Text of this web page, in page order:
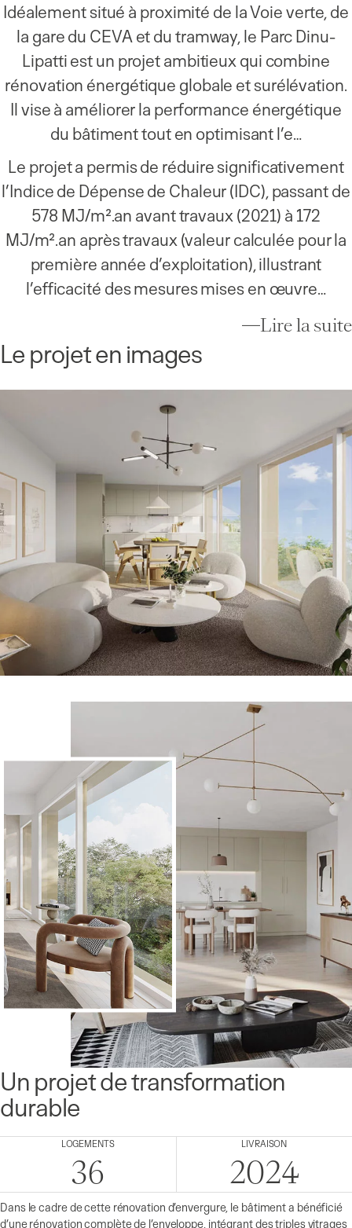
Idéalement situé à proximité de la Voie verte, de
la gare du CEVA et du tramway, le Parc Dinu-
Lipatti est un projet ambitieux qui combine
rénovation énergétique globale et surélévation.
Il vise à améliorer la performance énergétique
du bâtiment tout en optimisant l’e…
Le projet a permis de réduire significativement
l’Indice de Dépense de Chaleur (IDC), passant de
578 MJ/m².an avant travaux (2021) à 172
MJ/m².an après travaux (valeur calculée pour la
première année d’exploitation), illustrant
l’efficacité des mesures mises en œuvre…
Lire la suite
Le projet en images
Un projet de transformation
durable
LOGEMENTS
36
LIVRAISON
2024
Dans le cadre de cette rénovation d’envergure, le bâtiment a bénéficié
d’une rénovation complète de l’enveloppe, intégrant des triples vitrages